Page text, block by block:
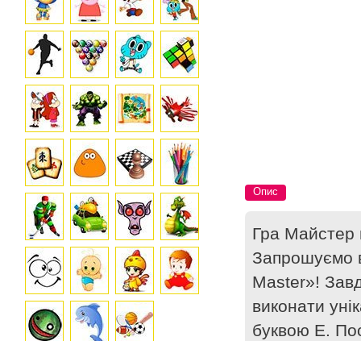
Опис
Гра Майстер
Запрошуємо
Master»!
виконати
буквою E.